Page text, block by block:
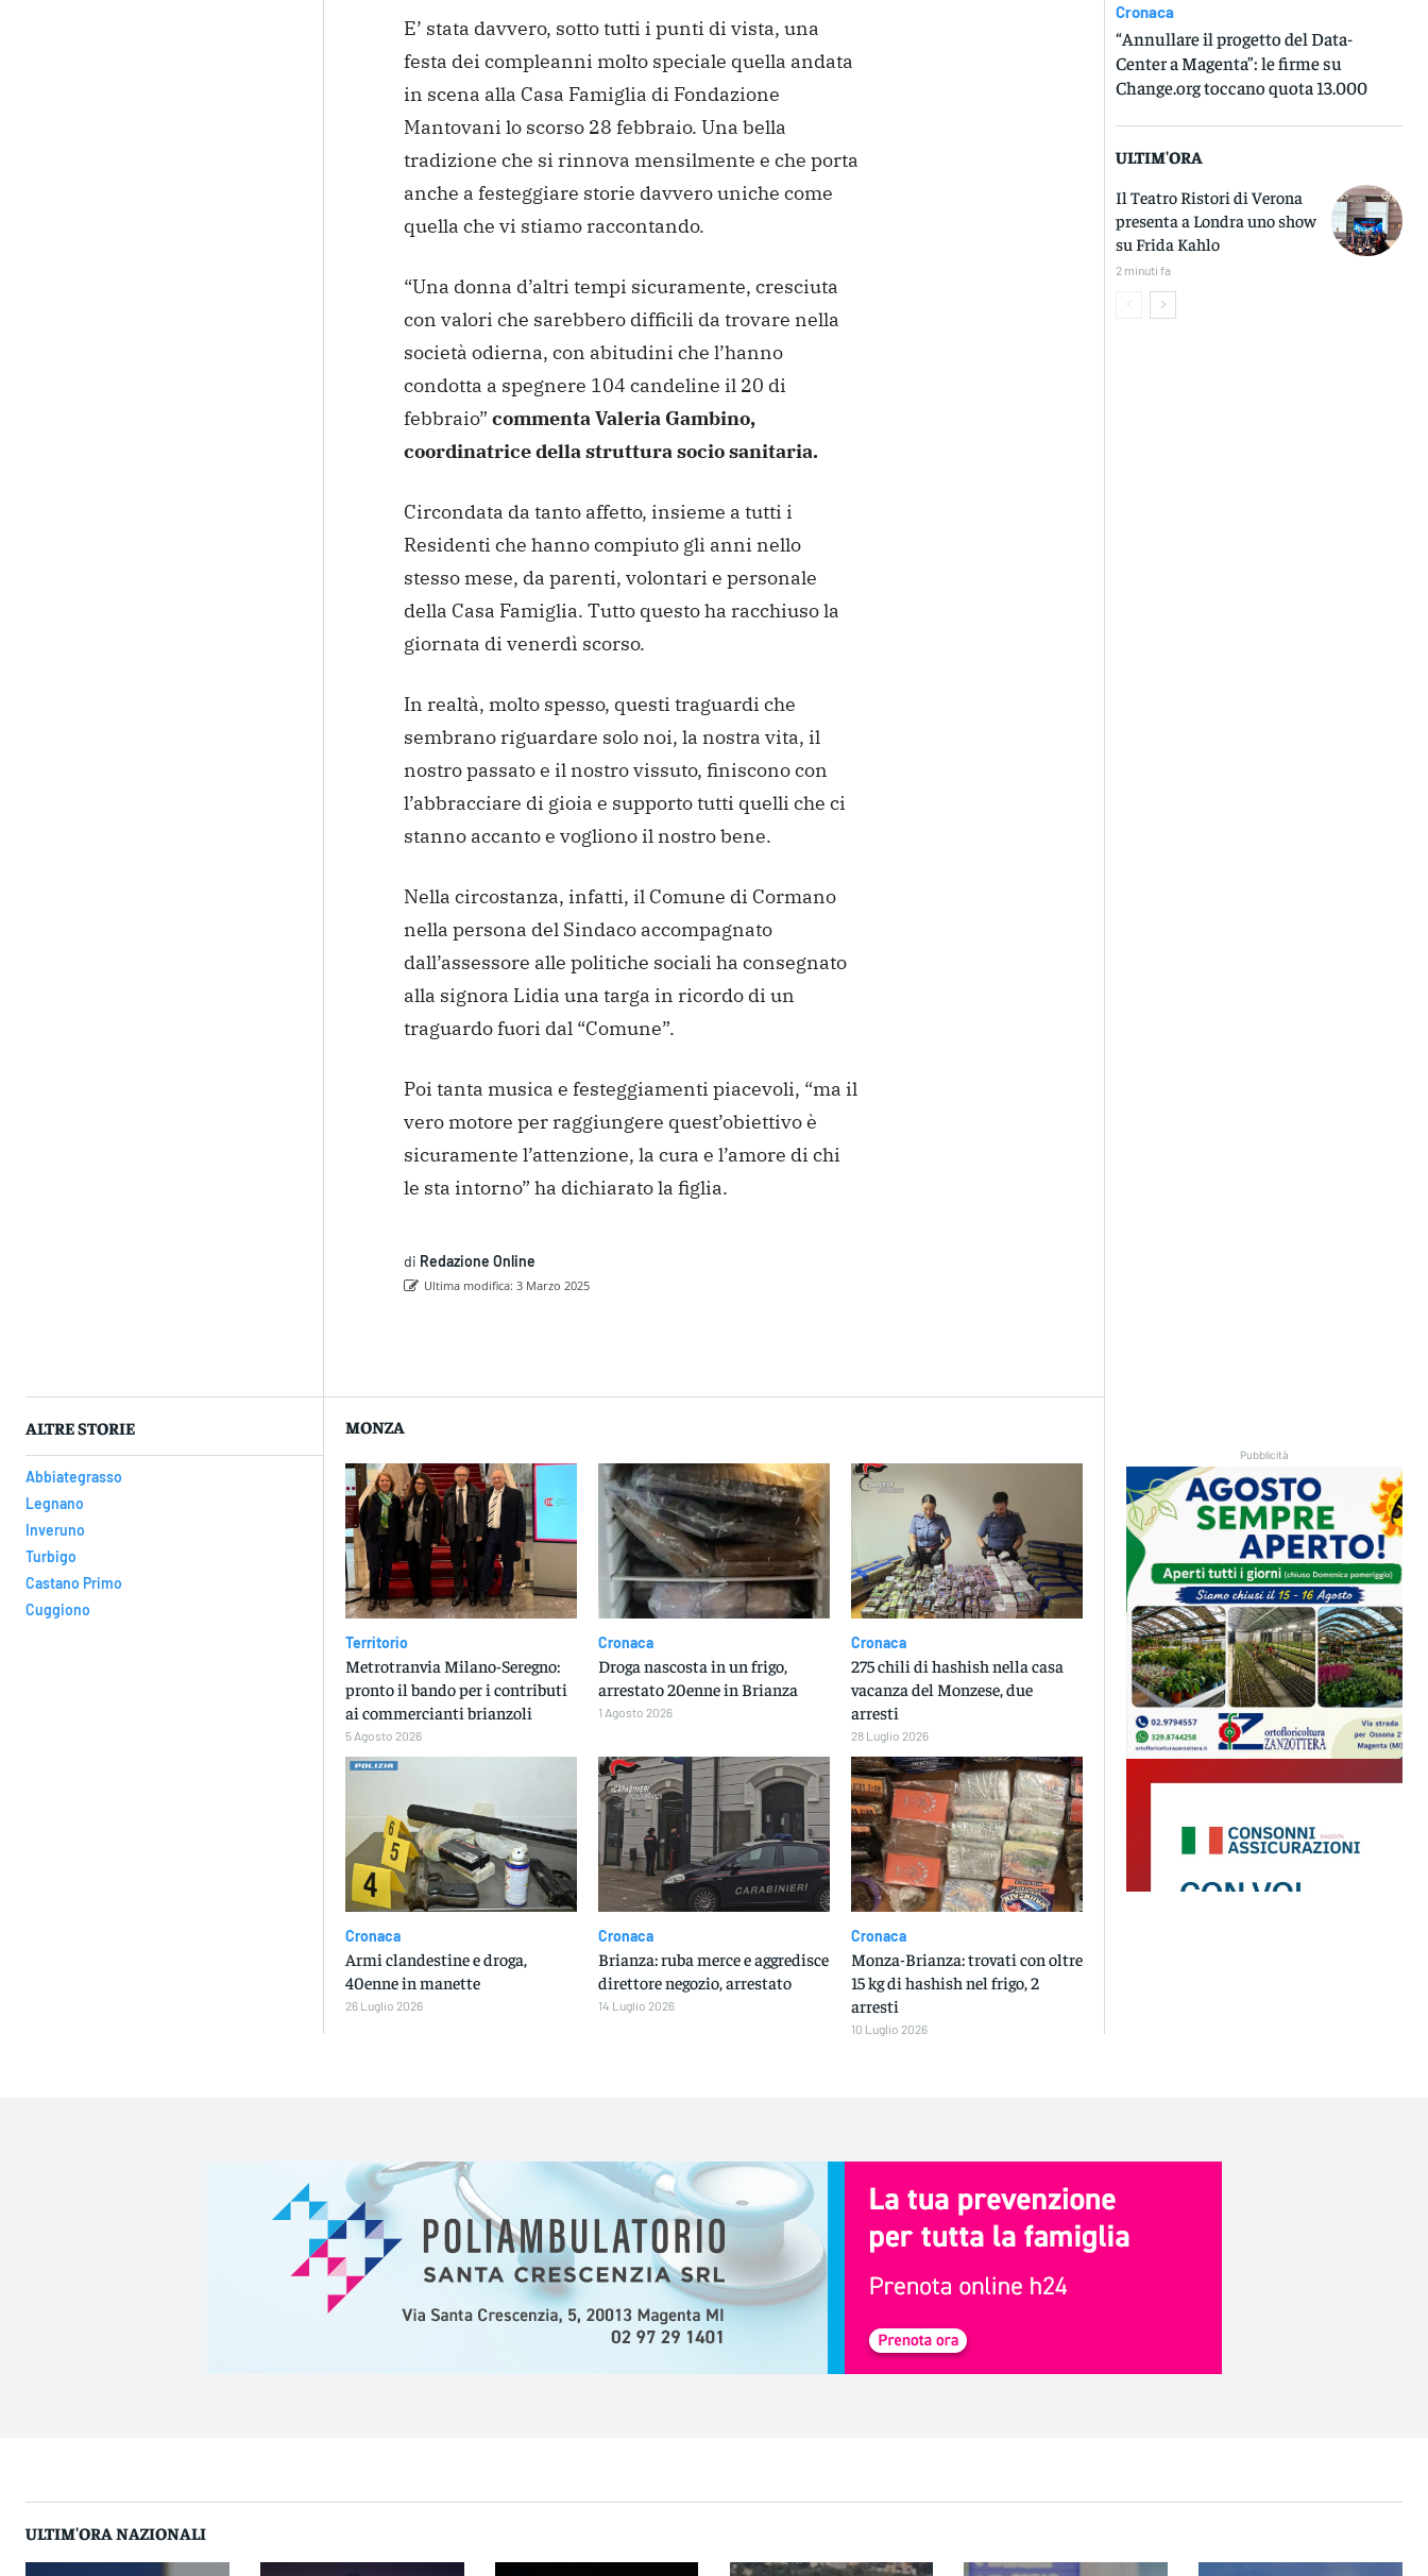
E’ stata davvero, sotto tutti i punti di vista, una
festa dei compleanni molto speciale quella andata
in scena alla Casa Famiglia di Fondazione
Mantovani lo scorso 28 febbraio. Una bella
tradizione che si rinnova mensilmente e che porta
anche a festeggiare storie davvero uniche come
quella che vi stiamo raccontando.
“Una donna d’altri tempi sicuramente, cresciuta
con valori che sarebbero difficili da trovare nella
società odierna, con abitudini che l’hanno
condotta a spegnere 104 candeline il 20 di
febbraio” commenta Valeria Gambino,
coordinatrice della struttura socio sanitaria.
Circondata da tanto affetto, insieme a tutti i
Residenti che hanno compiuto gli anni nello
stesso mese, da parenti, volontari e personale
della Casa Famiglia. Tutto questo ha racchiuso la
giornata di venerdì scorso.
In realtà, molto spesso, questi traguardi che
sembrano riguardare solo noi, la nostra vita, il
nostro passato e il nostro vissuto, finiscono con
l’abbracciare di gioia e supporto tutti quelli che ci
stanno accanto e vogliono il nostro bene.
Nella circostanza, infatti, il Comune di Cormano
nella persona del Sindaco accompagnato
dall’assessore alle politiche sociali ha consegnato
alla signora Lidia una targa in ricordo di un
traguardo fuori dal “Comune”.
Poi tanta musica e festeggiamenti piacevoli, “ma il
vero motore per raggiungere quest’obiettivo è
sicuramente l’attenzione, la cura e l’amore di chi
le sta intorno” ha dichiarato la figlia.
di Redazione Online
Ultima modifica: 3 Marzo 2025
Cronaca
“Annullare il progetto del Data-
Center a Magenta”: le firme su
Change.org toccano quota 13.000
ULTIM'ORA
Il Teatro Ristori di Verona
presenta a Londra uno show
su Frida Kahlo
2 minuti fa
ALTRE STORIE
Abbiategrasso
Legnano
Inveruno
Turbigo
Castano Primo
Cuggiono
MONZA
Territorio
Metrotranvia Milano-Seregno:
pronto il bando per i contributi
ai commercianti brianzoli
5 Agosto 2026
Cronaca
Droga nascosta in un frigo,
arrestato 20enne in Brianza
1 Agosto 2026
Cronaca
275 chili di hashish nella casa
vacanza del Monzese, due
arresti
28 Luglio 2026
Cronaca
Armi clandestine e droga,
40enne in manette
26 Luglio 2026
Cronaca
Brianza: ruba merce e aggredisce
direttore negozio, arrestato
14 Luglio 2026
Cronaca
Monza-Brianza: trovati con oltre
15 kg di hashish nel frigo, 2
arresti
10 Luglio 2026
Pubblicità
ULTIM'ORA NAZIONALI